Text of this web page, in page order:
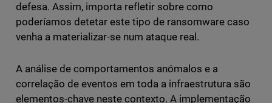
defesa. Assim, importa refletir sobre como
poderíamos detetar este tipo de ransomware caso
venha a materializar-se num ataque real.
A análise de comportamentos anómalos e a
correlação de eventos em toda a infraestrutura são
elementos-chave neste contexto. A implementação